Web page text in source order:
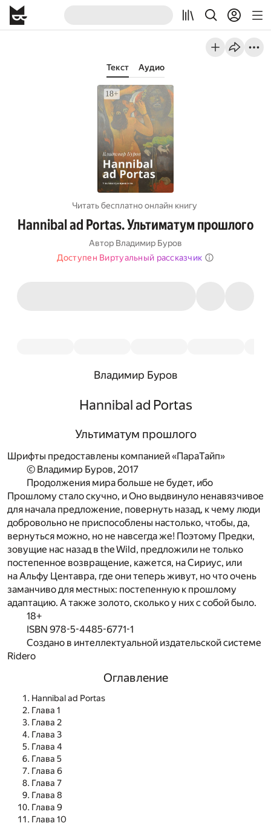
Текст Аудио
Читать бесплатно онлайн книгу
Hannibal ad Portas. Ультиматум прошлого
Автор Владимир Буров
Доступен Виртуальный рассказчик
Владимир Буров
Hannibal ad Portas
Ультиматум прошлого
Шрифты предоставлены компанией «ПараТайп»
© Владимир Буров, 2017
Продолжения мира больше не будет, ибо
Прошлому стало скучно, и Оно выдвинуло ненавязчивое
для начала предложение, повернуть назад, к чему люди
добровольно не приспособлены настолько, чтобы, да,
вернуться можно, но не навсегда же! Поэтому Предки,
зовущие нас назад в the Wild, предложили не только
постепенное возвращение, кажется, на Сириус, или
на Альфу Центавра, где они теперь живут, но что очень
заманчиво для местных: постепенную к прошлому
адаптацию. А также золото, сколько у них с собой было.
18+
ISBN 978-5-4485-6771-1
Создано в интеллектуальной издательской системе
Ridero
Оглавление
Hannibal ad Portas
Глава 1
Глава 2
Глава 3
Глава 4
Глава 5
Глава 6
Глава 7
Глава 8
Глава 9
Глава 10